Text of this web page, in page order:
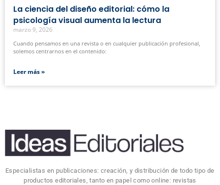
La ciencia del diseño editorial: cómo la
psicología visual aumenta la lectura
marzo 9, 2026
Cuando pensamos en una revista o en cualquier publicación profesional,
solemos centrarnos en el contenido:
Leer más »
Especialistas en publicaciones: creación, y distribución de todo tipo de
productos editoriales, tanto en papel como online: revistas